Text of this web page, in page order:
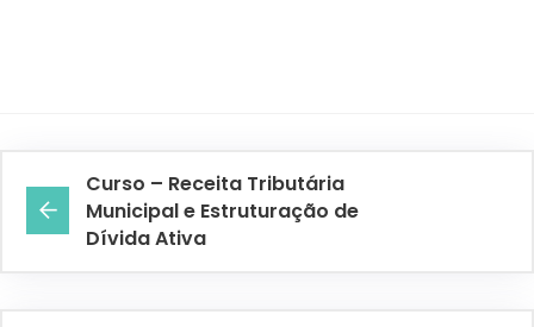
Curso – Receita Tributária
Municipal e Estruturação de
Dívida Ativa